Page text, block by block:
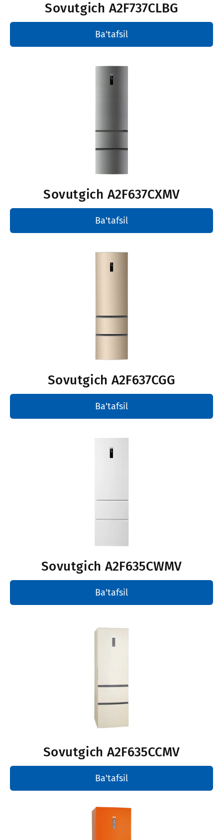
Sovutgich A2F737CLBG
Ba'tafsil
Sovutgich A2F637CXMV
Ba'tafsil
SovutgichA2F637CGG
Ba'tafsil
SovutgichA2F635CWMV
Ba'tafsil
SovutgichA2F635CCMV
Ba'tafsil